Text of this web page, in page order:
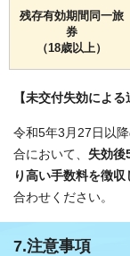
残存有効期間同一旅
券
（18歳以上）
【未交付失効によ
令和5年3月27日以
合において、 失効後
り高い手数料を徴収
合わせください。
7.注意事項